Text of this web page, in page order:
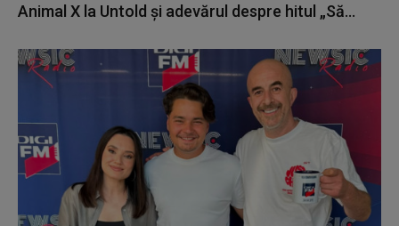
Animal X la Untold și adevărul despre hitul „Să...